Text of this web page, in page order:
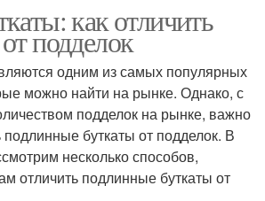
как отличить
подделок
одним из самых популярных
можно найти на рынке. Однако, с
подделок на рынке, важно
подлинные буткаты от подделок. В
несколько способов,
отличить подлинные буткаты от